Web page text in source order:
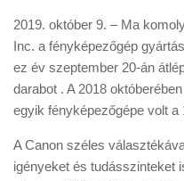
2019. október 9. – Ma
Inc. a fényképezőgép
ez év szeptember 20-án
darabot . A 2018
egyik fényképezőgépe volt a
A Canon széles
igényeket és tudásszinteket